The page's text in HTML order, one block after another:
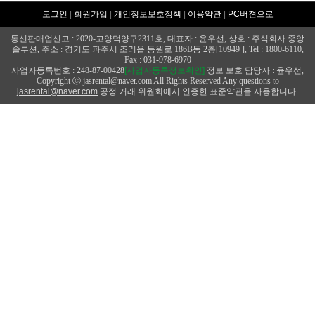
로그인 회원가입 개인정보보호정책 이용약관| PC버젼으로
통신판매업신고 : 2020-고양덕양구2311호, 대표자 : 윤우선, 상호 : 주식회사 중앙
솔루션, 주소 : 경기도 파주시 조리읍 등원로 186B동 2층[10949 ], Tel : 1800-6110,
Fax : 031-978-6970
사업자등록번호 : 248-87-00428[사업자등록정보확인] 정보 보호 담당자 : 윤우선,
Copyright ⓒ jasrental@naver.com All Rights Reserved Any questions to
jasrental@naver.com 공정 거래 위원회에서 인증한 표준약관을 사용합니다.